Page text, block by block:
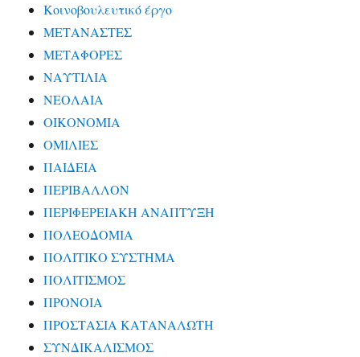
Κοινοβουλευτικό έργο
ΜΕΤΑΝΑΣΤΕΣ
ΜΕΤΑΦΟΡΕΣ
ΝΑΥΤΙΛΙΑ
ΝΕΟΛΑΙΑ
ΟΙΚΟΝΟΜΙΑ
ΟΜΙΛΙΕΣ
ΠΑΙΔΕΙΑ
ΠΕΡΙΒΑΛΛΟΝ
ΠΕΡΙΦΕΡΕΙΑΚΗ ΑΝΑΠΤΥΞΗ
ΠΟΛΕΟΔΟΜΙΑ
ΠΟΛΙΤΙΚΟ ΣΥΣΤΗΜΑ
ΠΟΛΙΤΙΣΜΟΣ
ΠΡΟΝΟΙΑ
ΠΡΟΣΤΑΣΙΑ ΚΑΤΑΝΑΛΩΤΗ
ΣΥΝΔΙΚΑΛΙΣΜΟΣ